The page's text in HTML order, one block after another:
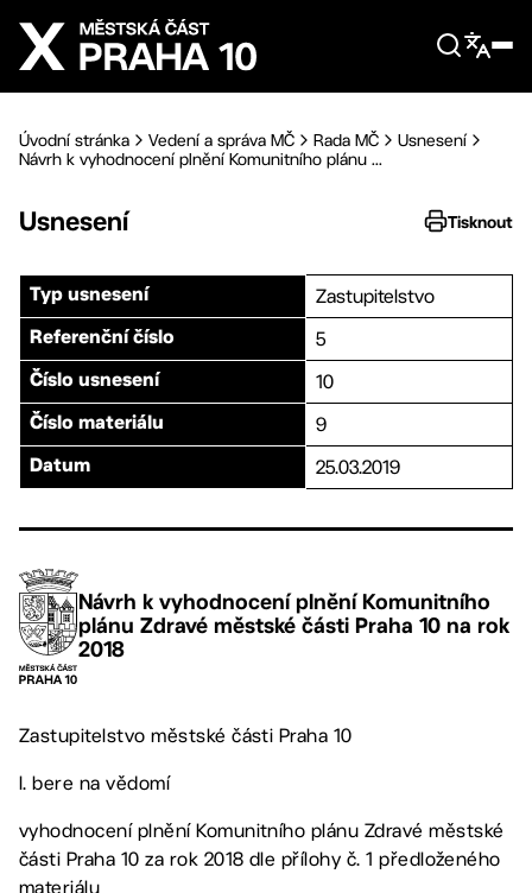
Přejít na hlavní obsah
Úvodní stránka Vedení a správa MČ Rada MČ
Usnesení
Návrh k vyhodnocení plnění Komunitního plánu ...
Usnesení Tisknout
Typ usnesení Zastupitelstvo
Referenční číslo 5
Číslo usnesení 10
Číslo materiálu 9
Datum 25.03.2019
Návrh k vyhodnocení plnění Komunitního
plánu Zdravé městské části Praha 10 na rok
2018
Zastupitelstvo městské části Praha 10
I. bere na vědomí
vyhodnocení plnění Komunitního plánu Zdravé městské
části Praha 10 za rok 2018 dle přílohy č. 1 předloženého
materiálu